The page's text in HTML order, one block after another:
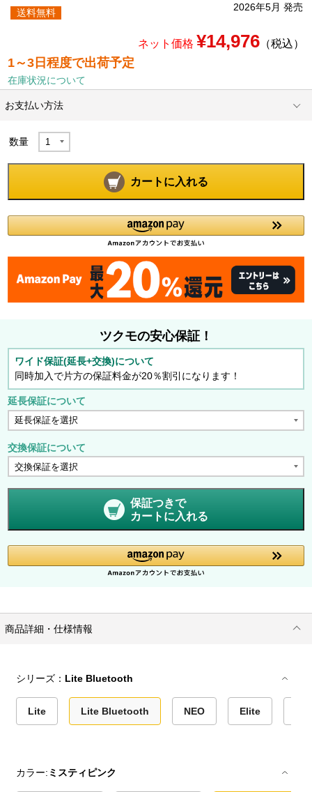
2026年5月 発売
送料無料
ネット価格 ¥14,976（税込）
1～3日程度で出荷予定
在庫状況について
お支払い方法
数量
カートに入れる
ツクモの安心保証！
ワイド保証(延長+交換)について
同時加入で片方の保証料金が20％割引になります！
延長保証について
交換保証について
保証つきで
カートに入れる
商品詳細・仕様情報
シリーズ： Lite Bluetooth
Lite Lite Bluetooth NEO Elite
カラー: ミスティピンク